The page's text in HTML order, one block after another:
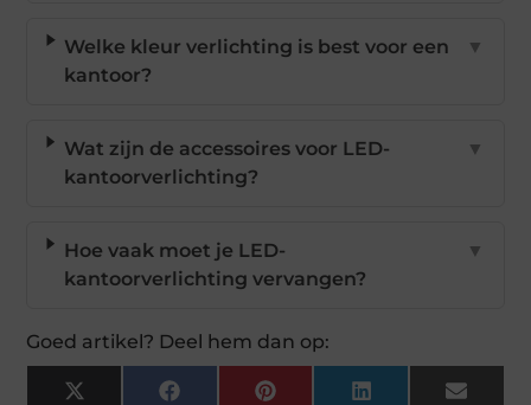
Welke kleur verlichting is best voor een
kantoor?
▼
Wat zijn de accessoires voor LED-
kantoorverlichting?
▼
Hoe vaak moet je LED-
kantoorverlichting vervangen?
▼
Goed artikel? Deel hem dan op:
X FacebookPinterestLinkedIn Email